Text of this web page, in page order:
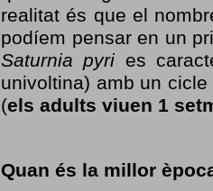
realitat és que el
podíem pensar en un
Saturnia pyri es
univoltina) amb un
(els adults viuen 1
Quan és la millor